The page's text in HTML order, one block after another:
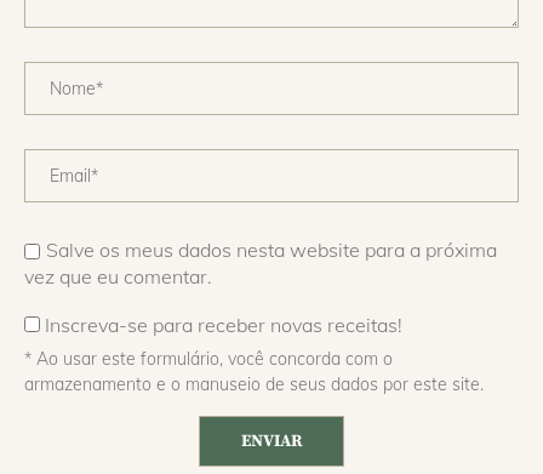
Salve os meus dados nesta website para a próxima
vez que eu comentar.
Inscreva-se para receber novas receitas!
* Ao usar este formulário, você concorda com o
armazenamento e o manuseio de seus dados por este site.